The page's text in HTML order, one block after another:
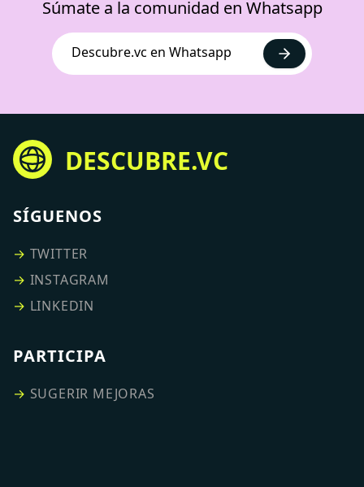
Súmate a la comunidad en Whatsapp
Descubre.vc en Whatsapp
DESCUBRE.VC
SÍGUENOS
→ TWITTER
→ INSTAGRAM
→ LINKEDIN
PARTICIPA
→ SUGERIR MEJORAS